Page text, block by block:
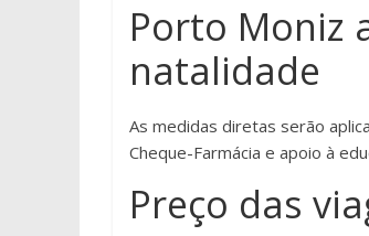
Porto Moniz
natalidade
As medidas diretas serão
Cheque-Farmácia e apoio à
Preço das